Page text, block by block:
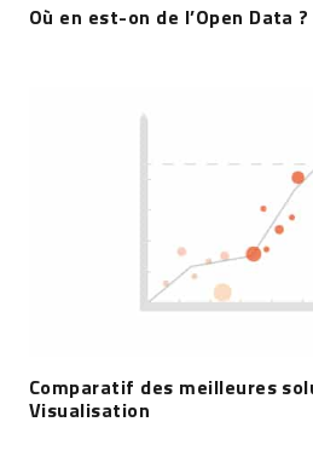
Où en est-on de l’Open Data ?
Comparatif des meilleures
Visualisation